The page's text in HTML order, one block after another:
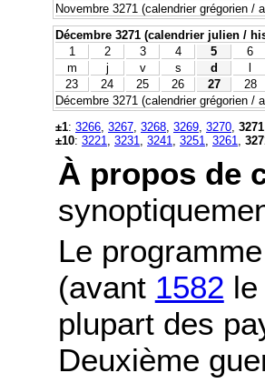
Novembre 3271 (calendrier grégorien /
Décembre 3271 (calendrier julien /
1
2 3 4 5 6
m
j v s d l
23
24 25 26 27 28
Décembre 3271 (calendrier grégorien /
±1: 3266 3267 3268 3269 3270 3271
±10: 3221 3231 3241 3251 3261
À propos de
Le
(avant 1582
plupart des
Deuxième